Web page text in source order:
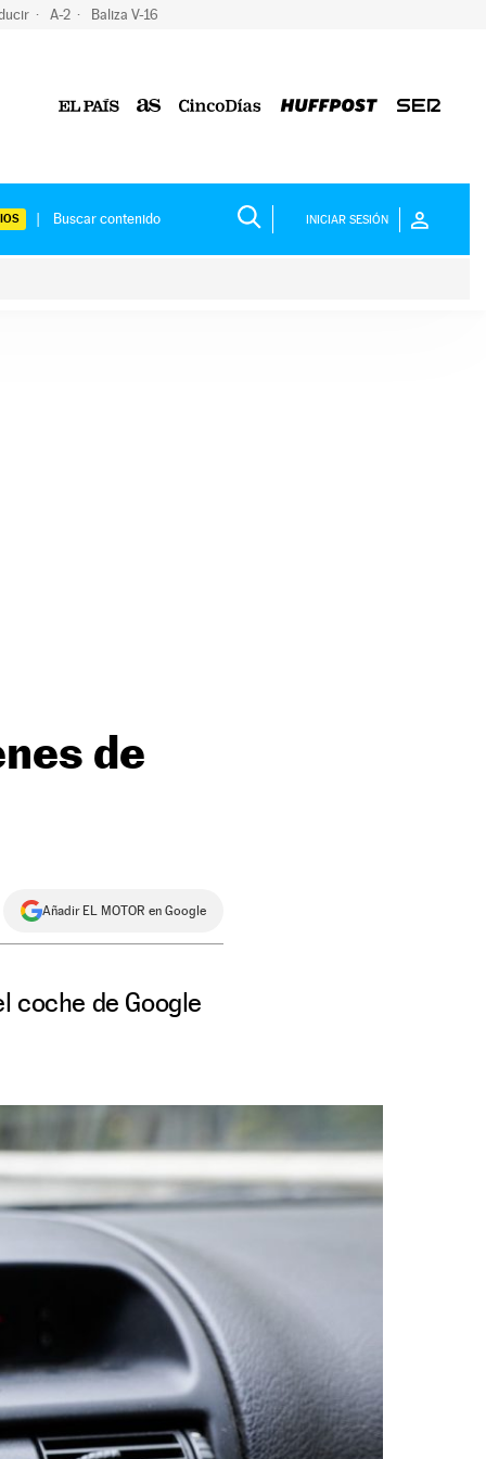
A-2 Baliza V-16
INICIAR SESIÓN
de
Añadir EL MOTOR en Google
coche de Google